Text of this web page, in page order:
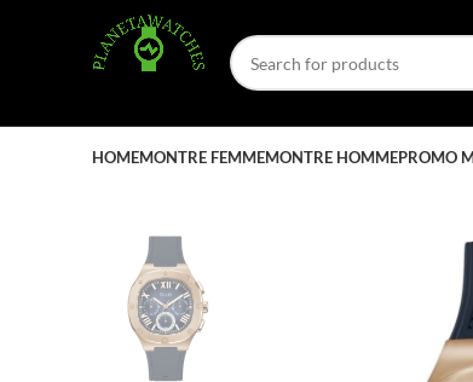
HOMEMONTRE FEMMEMONTRE HOMMEPROMO